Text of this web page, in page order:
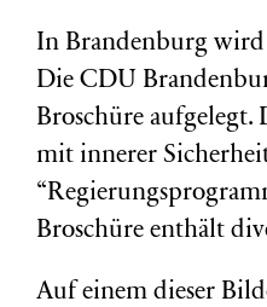
In Brandenburg wird
Die CDU
Broschüre aufgelegt.
mit innerer
Broschüre enthält
Auf einem dieser